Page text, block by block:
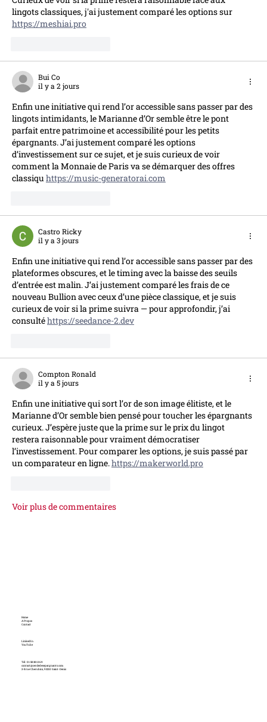
lingots classiques, j'ai justement comparé les options sur
https://meshiai.pro
Bui Co
il y a 2 jours
Enfin une initiative qui rend l’or accessible sans passer par des
lingots intimidants, le Marianne d’Or semble être le pont
parfait entre patrimoine et accessibilité pour les petits
épargnants. J’ai justement comparé les options
d’investissement sur ce sujet, et je suis curieux de voir
comment la Monnaie de Paris va se démarquer des offres
classiqu https://music-generatorai.com
Castro Ricky
il y a 3 jours
Enfin une initiative qui rend l’or accessible sans passer par des
plateformes obscures, et le timing avec la baisse des seuils
d’entrée est malin. J’ai justement comparé les frais de ce
nouveau Bullion avec ceux d’une pièce classique, et je suis
curieux de voir si la prime suivra — pour approfondir, j’ai
consulté https://seedance-2.dev
Compton Ronald
il y a 5 jours
Enfin une initiative qui sort l’or de son image élitiste, et le
Marianne d’Or semble bien pensé pour toucher les épargnants
curieux. J’espère juste que la prime sur le prix du lingot
restera raisonnable pour vraiment démocratiser
l’investissement. Pour comparer les options, je suis passé par
un comparateur en ligne. https://makerworld.pro
Voir plus de commentaires
Tél : 01 58 38 13 69
contact@cercledesepargnants.com
2-8 rue Cherubini, 93210 Saint-Denis
Home
A Propos
Contact
LinkedIn
YouTube